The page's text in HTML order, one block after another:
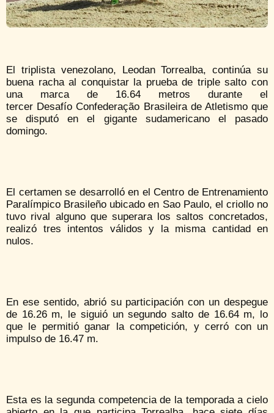
El triplista venezolano, Leodan Torrealba, continúa su
buena racha al conquistar la prueba de triple salto con
una marca de 16.64 metros durante el
tercer Desafío Confederação Brasileira de Atletismo que
se disputó en el gigante sudamericano el pasado
domingo.
El certamen se desarrolló en el Centro de Entrenamiento
Paralímpico Brasileño ubicado en Sao Paulo, el criollo no
tuvo rival alguno que superara los saltos concretados,
realizó tres intentos válidos y la misma cantidad en
nulos.
En ese sentido, abrió su participación con un despegue
de 16.26 m, le siguió un segundo salto de 16.64 m, lo
que le permitió ganar la competición, y cerró con un
impulso de 16.47 m.
Esta es la segunda competencia de la temporada a cielo